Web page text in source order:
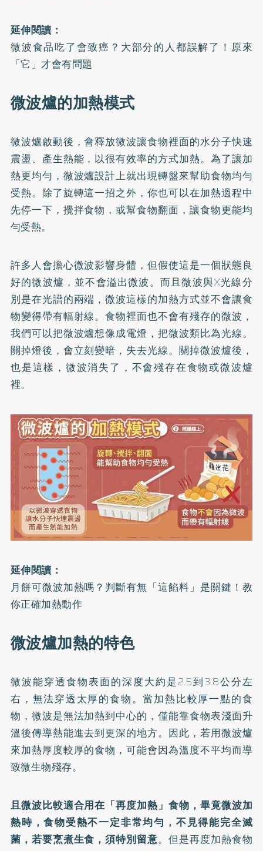
延伸閱讀：
微波食品吃了會致癌？大部分的人都誤解了！原來
「它」才會有問題
微波爐的加熱模式
微波爐啟動後，會釋放微波讓食物裡面的水分子快速
震盪、產生熱能，以很有效率的方式加熱。為了讓加
熱更均勻，微波爐設計上就出現轉盤來幫助食物均勻
受熱。除了旋轉這一招之外，你也可以在加熱過程中
先停一下，攪拌食物，或幫食物翻面，讓食物更能均
勻受熱。
許多人會擔心微波影響身體，但假使這是一個狀態良
好的微波爐，並不會溢出微波。而且微波與X光線分
別是在光譜的兩端，微波這樣的加熱方式並不會讓食
物變得帶有輻射線。食物裡面也不會有殘存的微波，
我們可以把微波爐想像成電燈，把微波類比為光線。
關掉燈後，會立刻變暗，失去光線。關掉微波爐後，
也是這樣，微波消失了，不會殘存在食物或微波爐
裡。
延伸閱讀：
月餅可微波加熱嗎？判斷有無「這餡料」是關鍵！教
你正確加熱動作
微波爐加熱的特色
微波能穿透食物表面的深度大約是2.5到3.8公分左
右，無法穿透太厚的食物。當加熱比較厚一點的食
物，微波是無法加熱到中心的，僅能靠食物表淺面升
溫後傳導熱能進去到更深的地方。因此，若用微波爐
來加熱厚度較厚的食物，可能會因為溫度不平均而導
致微生物殘存。
且微波比較適合用在「再度加熱」食物，畢竟微波加
熱時，食物受熱不一定非常均勻，不見得能完全滅
菌，若要烹煮生食，須特別留意。但是再度加熱食物